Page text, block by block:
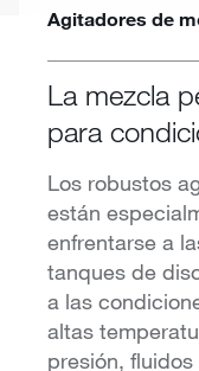
Agitadores de
La mezcla
para
Los robustos
están
enfrentarse a
tanques de
a las
altas
presión,